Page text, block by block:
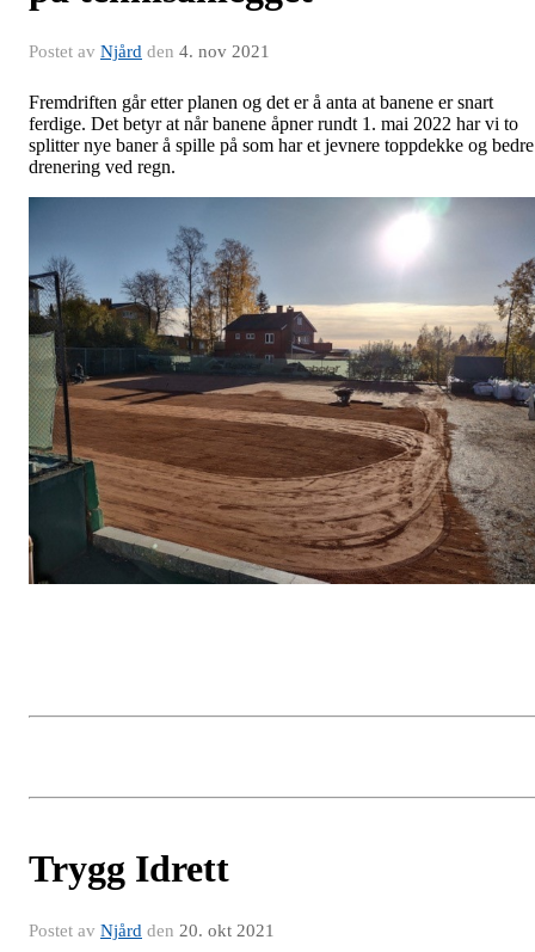
Postet av Njård den 4. nov 2021
Fremdriften går etter planen og det er å anta at banene er snart
ferdige. Det betyr at når banene åpner rundt 1. mai 2022 har vi to
splitter nye baner å spille på som har et jevnere toppdekke og bedre
drenering ved regn.
Trygg Idrett
Postet av Njård den 20. okt 2021